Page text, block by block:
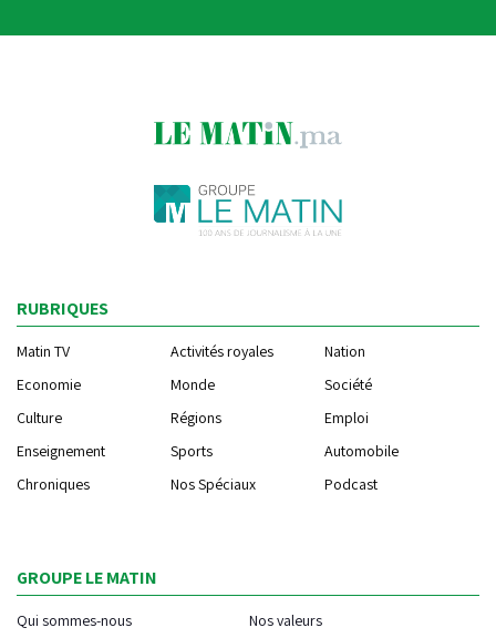
RUBRIQUES
Matin TV Activités royales
Nation
Economie
Monde
Société
Culture
Régions
Emploi
Enseignement
Sports
Automobile
Chroniques
Nos Spéciaux Podcast
GROUPE LE MATIN
Qui sommes-nous
Nos valeurs